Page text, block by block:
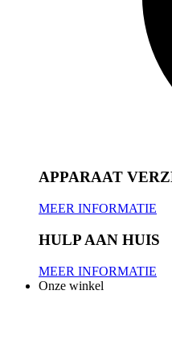
APPARAAT
MEER INFORMATIE
HULP AAN HUIS
MEER INFORMATIE
Onze winkel